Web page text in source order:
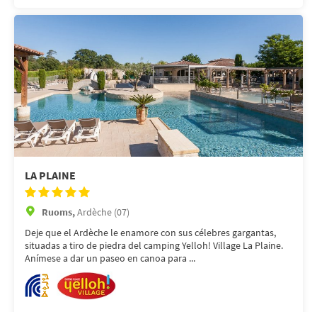
LA PLAINE
Ruoms,Ardèche (07)
Deje que el Ardèche le enamore con sus célebres gargantas,
situadas a tiro de piedra del camping Yelloh! Village La Plaine.
Anímese a dar un paseo en canoa para ...